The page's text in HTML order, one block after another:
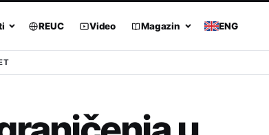
REUC Video Magazin ENG